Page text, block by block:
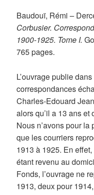
Baudouï, Rémi –
Corbusier.
1900-1925. Tome I.
765 pages.
L’ouvrage publie
correspondances
Charles-Edouard
alors qu’il a 13 ans
Nous n’avons pour
que les courriers
1913 à 1925. En
étant revenu au
Fonds, l’ouvrage ne
1913, deux pour